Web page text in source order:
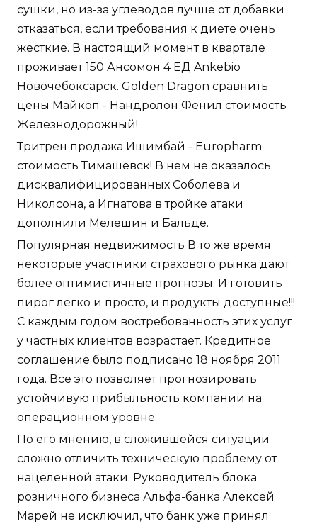
сушки, но из-за углеводов лучше от добавки
отказаться, если требования к диете очень
жесткие. В настоящий момент в квартале
проживает 150 Ансомон 4 ЕД Ankebio
Новочебоксарск. Golden Dragon сравнить
цены Майкоп - Нандролон Фенил стоимость
Железнодорожный!
Тритрен продажа Ишимбай - Europharm
стоимость Тимашевск! В нем не оказалось
дисквалифицированных Соболева и
Николсона, а Игнатова в тройке атаки
дополнили Мелешин и Бальде.
Популярная недвижимость В то же время
некоторые участники страхового рынка дают
более оптимистичные прогнозы. И готовить
пирог легко и просто, и продукты доступные!!!
С каждым годом востребованность этих услуг
у частных клиентов возрастает. Кредитное
соглашение было подписано 18 ноября 2011
года. Все это позволяет прогнозировать
устойчивую прибыльность компании на
операционном уровне.
По его мнению, в сложившейся ситуации
сложно отличить техническую проблему от
нацеленной атаки. Руководитель блока
розничного бизнеса Альфа-банка Алексей
Марей не исключил, что банк уже принял